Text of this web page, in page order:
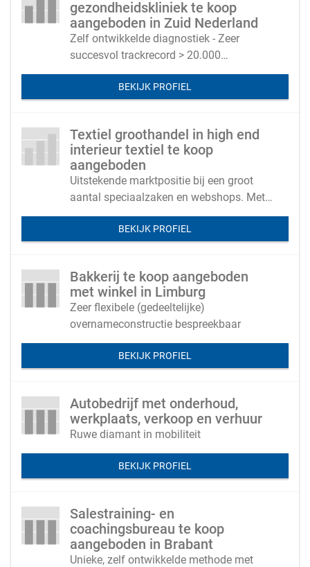
gezondheidskliniek te koop
aangeboden in Zuid Nederland
Zelf ontwikkelde diagnostiek - Zeer
succesvol trackrecord > 20.000
behandelingen - Schaalbaar met hoog
rendementBEKIJK PROFIEL
Textiel groothandel in high end
interieur textiel te koop
aangeboden
Uitstekende marktpositie bij een groot
aantal speciaalzaken en webshops. Met
eigen merk en gezonde marges.
BEKIJK PROFIEL
Bakkerij te koop aangeboden
met winkel in Limburg
Zeer flexibele (gedeeltelijke)
overnameconstructie bespreekbaar
BEKIJK PROFIEL
Autobedrijf met onderhoud,
werkplaats, verkoop en verhuur
Ruwe diamant in mobiliteit
BEKIJK PROFIEL
Salestraining- en
coachingsbureau te koop
aangeboden in Brabant
Unieke, zelf ontwikkelde methode met